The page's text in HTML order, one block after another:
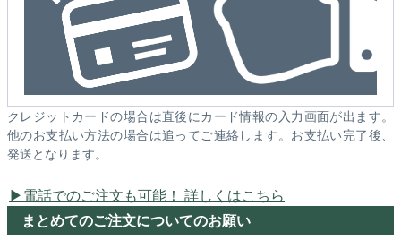
クレジットカードの場合は直後にカード情報の入力画面が出ます。
他のお支払い方法の場合は追ってご連絡します。お支払い完了後、
発送となります。
電話でのご注文も可能！ 詳しくはこちら
まとめてのご注文についてのお願い